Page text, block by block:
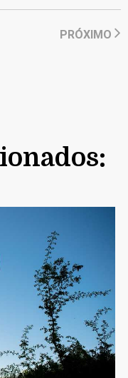
PRÓXIMO